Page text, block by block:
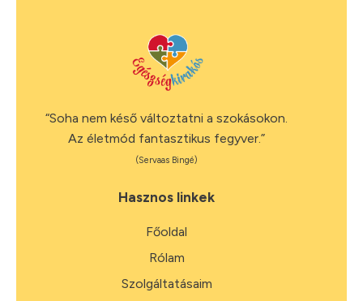
“Soha nem késő változtatni a szokásokon.
Az életmód fantasztikus fegyver.”
(Servaas Bingé)
Hasznos linkek
Főoldal
Rólam
Szolgáltatásaim